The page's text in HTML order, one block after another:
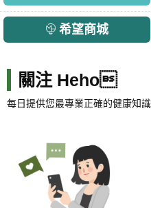
希望商城
關注 Heho
每日提供您最專業正確的健康知識